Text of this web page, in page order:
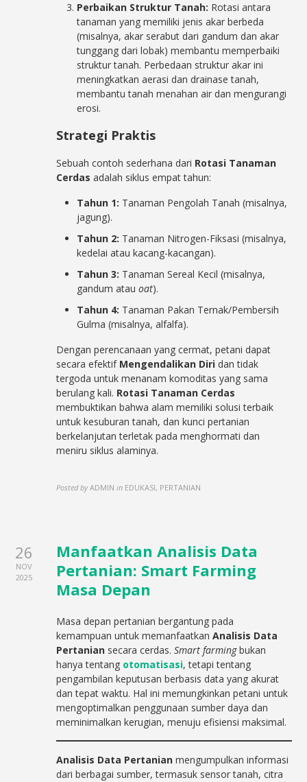
Perbaikan Struktur Tanah: Rotasi antara
tanaman yang memiliki jenis akar berbeda
(misalnya, akar serabut dari gandum dan akar
tunggang dari lobak) membantu memperbaiki
struktur tanah. Perbedaan struktur akar ini
meningkatkan aerasi dan drainase tanah,
membantu tanah menahan air dan mengurangi
erosi.
Strategi Praktis
Sebuah contoh sederhana dari Rotasi Tanaman
Cerdas adalah siklus empat tahun:
Tahun 1: Tanaman Pengolah Tanah (misalnya,
jagung).
Tahun 2: Tanaman Nitrogen-Fiksasi (misalnya,
kedelai atau kacang-kacangan).
Tahun 3: Tanaman Sereal Kecil (misalnya,
gandum atauoat).
Tahun 4: Tanaman Pakan Ternak/Pembersih
Gulma (misalnya, alfalfa).
Dengan perencanaan yang cermat, petani dapat
secara efektif Mengendalikan Diri dan tidak
tergoda untuk menanam komoditas yang sama
berulang kali. Rotasi Tanaman Cerdas
membuktikan bahwa alam memiliki solusi terbaik
untuk kesuburan tanah, dan kunci pertanian
berkelanjutan terletak pada menghormati dan
meniru siklus alaminya.
Posted by ADMIN in EDUKASI, PERTANIAN
26
NOV
2025
Manfaatkan Analisis Data
Pertanian: Smart Farming
Masa Depan
Masa depan pertanian bergantung pada
kemampuan untuk memanfaatkanAnalisis Data
Pertanian secara cerdas.Smart farmingbukan
hanya tentang otomatisasi, tetapi tentang
pengambilan keputusan berbasis data yang akurat
dan tepat waktu. Hal ini memungkinkan petani untuk
mengoptimalkan penggunaan sumber daya dan
meminimalkan kerugian, menuju efisiensi maksimal.
Analisis Data Pertanian mengumpulkan informasi
dari berbagai sumber, termasuk sensor tanah, citra